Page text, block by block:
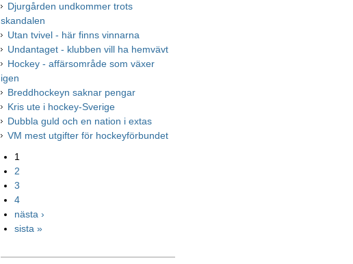
Djurgården undkommer trots
skandalen
Utan tvivel - här finns vinnarna
Undantaget - klubben vill ha hemvävt
Hockey - affärsområde som växer
igen
Breddhockeyn saknar pengar
Kris ute i hockey-Sverige
Dubbla guld och en nation i extas
VM mest utgifter för hockeyförbundet
1
2
3
4
nästa ›
sista »